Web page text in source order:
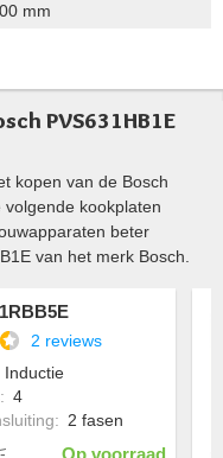
mm
PVS631HB1E
kopen van de Bosch
kookplaten
beter
van het merk Bosch.
2 reviews
Inductie
: 4
: 2 fasen
Op voorraad